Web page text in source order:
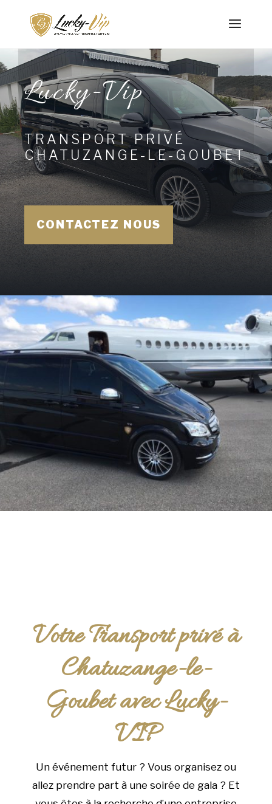
Lucky-Vip
TRANSPORT PRIVÉ
CHATUZANGE-LE-GOUBET
CONTACTEZ NOUS
Votre Transport privé à
Chatuzange-le-
Goubet avec Lucky-
VIP
Un événement futur ? Vous organisez ou
allez prendre part à une soirée de gala ? Et